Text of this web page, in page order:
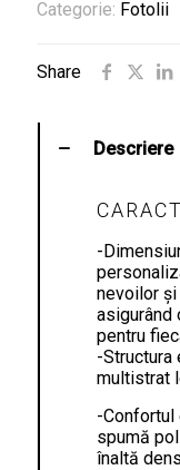
Categorie: Fotolii
Share
Descriere
-
nevoilor
asigurând
pentru
-Structura
multistrat
-
spumă
înaltă